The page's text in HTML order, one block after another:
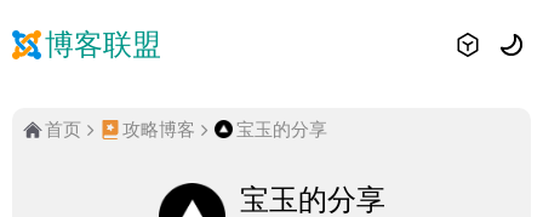
博客联盟
首页 攻略博客 宝玉的分享
宝玉的分享